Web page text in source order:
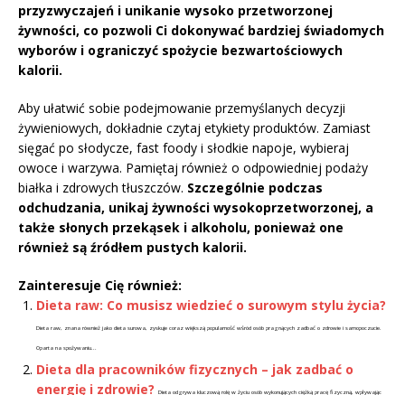
przyzwyczajeń i unikanie wysoko przetworzonej
żywności, co pozwoli Ci dokonywać bardziej świadomych
wyborów i ograniczyć spożycie bezwartościowych
kalorii.
Aby ułatwić sobie podejmowanie przemyślanych decyzji
żywieniowych, dokładnie czytaj etykiety produktów. Zamiast
sięgać po słodycze, fast foody i słodkie napoje, wybieraj
owoce i warzywa. Pamiętaj również o odpowiedniej podaży
białka i zdrowych tłuszczów. Szczególnie podczas
odchudzania, unikaj żywności wysokoprzetworzonej, a
także słonych przekąsek i alkoholu, ponieważ one
również są źródłem pustych kalorii.
Zainteresuje Cię również:
Dieta raw: Co musisz wiedzieć o surowym stylu życia?
Dieta raw, znana również jako dieta surowa, zyskuje coraz większą popularność wśród osób pragnących zadbać o zdrowie i samopoczucie.
Oparta na spożywaniu...
Dieta dla pracowników fizycznych – jak zadbać o
energię i zdrowie?
Dieta odgrywa kluczową rolę w życiu osób wykonujących ciężką pracę fizyczną, wpływając